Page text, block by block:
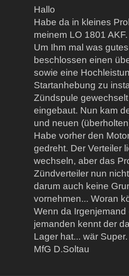
Hallo
Habe da in kleines
meinem LO 1801 AKF.
Um Ihm mal was
beschlossen einen
sowie eine
Startanhebung zu
Zündspule
eingebaut. Nun kam
und neuen
Habe vorher den
gedreht. Der Verteiler
wechseln, aber das
Zündverteiler nun
darum auch keine
vornehmen... Woran
Wenn da
jemanden kennt der
Lager hat... wär Super.
MfG D.Soltau